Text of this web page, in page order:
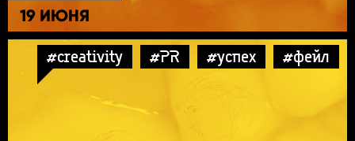
19 ИЮНЯ
#creativity #PR #успех #фейл